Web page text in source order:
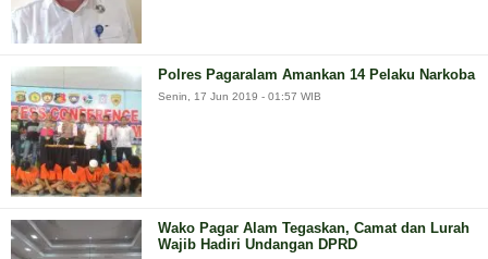
Polres Pagaralam Amankan 14 Pelaku Narkoba
Senin, 17 Jun 2019 - 01:57 WIB
Wako Pagar Alam Tegaskan, Camat dan Lurah
Wajib Hadiri Undangan DPRD